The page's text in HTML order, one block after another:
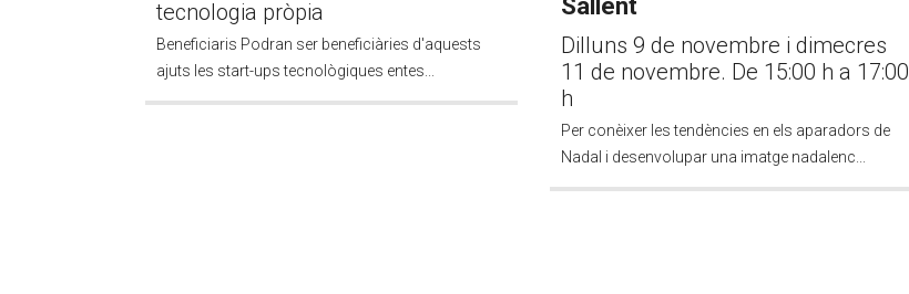
tecnologia pròpia
Beneficiaris Podran ser beneficiàries d'aquests
ajuts les start-ups tecnològiques entes...
Sallent
Dilluns 9 de novembre i dimecres
11 de novembre. De 15:00 h a 17:00
h
Per conèixer les tendències en els aparadors de
Nadal i desenvolupar una imatge nadalenc...